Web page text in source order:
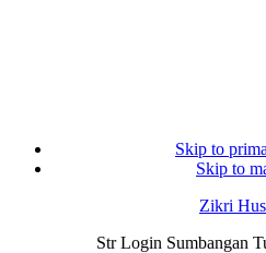
Skip to
Skip to
Zikri
Str Login Sumbangan